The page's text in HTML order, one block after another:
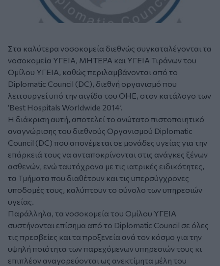
Στα καλύτερα νοσοκομεία διεθνώς συγκαταλέγονται τα
νοσοκομεία ΥΓΕΙΑ, ΜΗΤΕΡΑ και ΥΓΕΙΑ Τιράνων του
Ομίλου ΥΓΕΙΑ, καθώς περιλαμβάνονται από το
Diplomatic Council (DC), διεθνή οργανισμό που
λειτουργεί υπό την αιγίδα του ΟΗΕ, στον κατάλογο των
‘Best Hospitals Worldwide 2014’.
Η διάκριση αυτή, αποτελεί το ανώτατο πιστοποιητικό
αναγνώρισης του διεθνούς Οργανισμού Diplomatic
Council (DC) που απονέμεται σε μονάδες υγείας για την
επάρκειά τους να ανταποκρίνονται στις ανάγκες ξένων
ασθενών, ενώ ταυτόχρονα με τις ιατρικές ειδικότητες,
τα Τμήματα που διαθέτουν και τις υπερσύγχρονες
υποδομές τους, καλύπτουν το σύνολο των υπηρεσιών
υγείας.
Παράλληλα, τα νοσοκομεία του Ομίλου ΥΓΕΙΑ
συστήνονται επίσημα από το Diplomatic Council σε όλες
τις πρεσβείες και τα προξενεία ανά τον κόσμο για την
υψηλή ποιότητα των παρεχόμενων υπηρεσιών τους κι
επιπλέον αναγορεύονται ως ανεκτίμητα μέλη του